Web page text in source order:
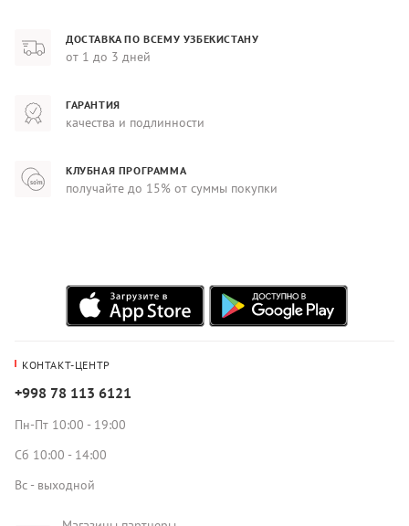
ДОСТАВКА ПО ВСЕМУ УЗБЕКИСТАНУ
от 1 до 3 дней
ГАРАНТИЯ
качества и подлинности
КЛУБНАЯ ПРОГРАММА
получайте до 15% от суммы покупки
КОНТАКТ-ЦЕНТР
+998 78 113 6121
Пн-Пт 10:00 - 19:00
Сб 10:00 - 14:00
Вс - выходной